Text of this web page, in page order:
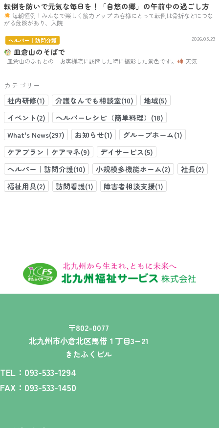
転倒を防いで元気な毎日を！「自悠の郷」の午前中の過ごし方
毎朝恒例！みんなで楽しく筋力アップ お客様にとって転倒は骨折などにつな
がる危険があり、入院
ヘルパー｜訪問介護 2026.05.29
皿倉山のそばで
皿倉山のふもとの お客様宅に訪問した時に撮影した景色です。 天気
カテゴリー
社内研修(1)
介護なんでも相談室(10)
地域(5)
イベント(2)
ヘルパーレシピ（簡単料理）(18)
What's News(297)
お知らせ(1)
グループホーム(1)
ケアプラン｜ケアマネ(9)
デイサービス(5)
ヘルパー｜訪問介護(10)
小規模多機能ホーム(2)
社長(2)
福祉用具(2)
訪問看護(1) 障害者相談支援(1)
〒802-0077
北九州市小倉北区馬借１丁目3−21
きたふくビル
TEL：093-533-1294
FAX：093-533-1450